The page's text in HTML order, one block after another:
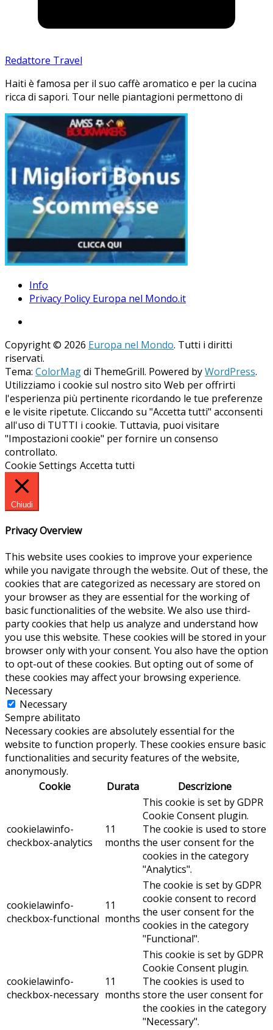
Redattore Travel
Haiti è famosa per il suo caffè aromatico e per la cucina
ricca di sapori. Tour nelle piantagioni permettono di
Info
Privacy Policy Europa nel Mondo.it
Copyright © 2026 Europa nel Mondo. Tutti i diritti
riservati.
Tema: ColorMagdi ThemeGrill. Powered byWordPress.
Utilizziamo i cookie sul nostro sito Web per offrirti
l'esperienza più pertinente ricordando le tue preferenze
e le visite ripetute. Cliccando su "Accetta tutti" acconsenti
all'uso di TUTTI i cookie. Tuttavia, puoi visitare
"Impostazioni cookie" per fornire un consenso
controllato.
Cookie Settings Accetta tutti
Chiudi
Privacy Overview
This website uses cookies to improve your experience
while you navigate through the website. Out of these, the
cookies that are categorized as necessary are stored on
your browser as they are essential for the working of
basic functionalities of the website. We also use third-
party cookies that help us analyze and understand how
you use this website. These cookies will be stored in your
browser only with your consent. You also have the option
to opt-out of these cookies. But opting out of some of
these cookies may affect your browsing experience.
Necessary
Necessary
Sempre abilitato
Necessary cookies are absolutely essential for the
website to function properly. These cookies ensure basic
functionalities and security features of the website,
anonymously.
Cookie
Durata Descrizione
cookielawinfo-
checkbox-analytics
11
months
This cookie is set by GDPR
Cookie Consent plugin.
The cookie is used to store
the user consent for the
cookies in the category
"Analytics".
cookielawinfo-
checkbox-functional
11
months
The cookie is set by GDPR
cookie consent to record
the user consent for the
cookies in the category
"Functional".
cookielawinfo-
checkbox-necessary
11
months
This cookie is set by GDPR
Cookie Consent plugin.
The cookies is used to
store the user consent for
the cookies in the category
"Necessary".